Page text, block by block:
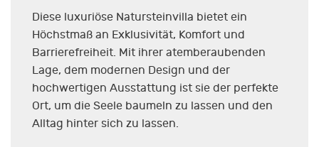
Diese luxuriöse Natursteinvilla bietet ein
Höchstmaß an Exklusivität, Komfort und
Barrierefreiheit. Mit ihrer atemberaubenden
Lage, dem modernen Design und der
hochwertigen Ausstattung ist sie der perfekte
Ort, um die Seele baumeln zu lassen und den
Alltag hinter sich zu lassen.